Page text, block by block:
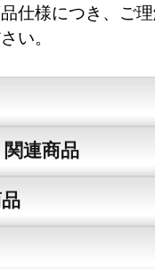
仕様につき、ご
い。
連商品